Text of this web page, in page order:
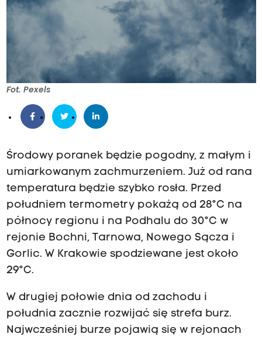
Fot. Pexels
Środowy poranek będzie pogodny, z małym i
umiarkowanym zachmurzeniem. Już od rana
temperatura będzie szybko rosła. Przed
południem termometry pokażą od 28°C na
północy regionu i na Podhalu do 30°C w
rejonie Bochni, Tarnowa, Nowego Sącza i
Gorlic. W Krakowie spodziewane jest około
29°C.
W drugiej połowie dnia od zachodu i
południa zacznie rozwijać się strefa burz.
Najwcześniej burze pojawią się w rejonach